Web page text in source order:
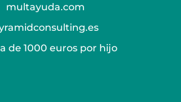
multayuda.com
de 1000 euros por hijo